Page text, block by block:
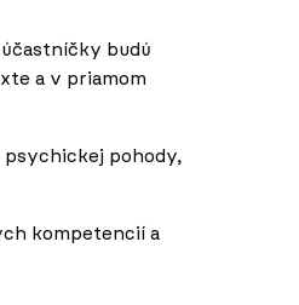
budú
a v priamom
pohody,
kompetencií a